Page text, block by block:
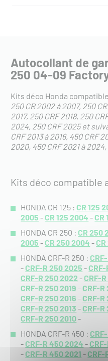
Autocollant de
250 04-09
Kits déco Honda
250 CR 2002 à 2007 250
2017 250 CRF 2018 250
2024 250 CRF 2025 et
CRF 2013 à 2016 450 CRF
2020 450 CRF 2021 à 2024
Kits déco compatible
HONDA CR 125 :CR 125
2005 -CR 125 2004 -CR
HONDA CR 250 :CR 250
2005 -CR 250 2004 -
HONDA CRF-R 250 :
-CRF-R 250 2025 -
CRF-R 250 2022 -CRF-
CRF-R 250 2019 -CRF-R
CRF-R 250 2016 -CRF-R
CRF-R 250 2013 -CRF-R
CRF-R 250 2010-
HONDA CRF-R 450 :
- CRF-R 450 2024 -
-CRF-R 450 2021 - CRF-